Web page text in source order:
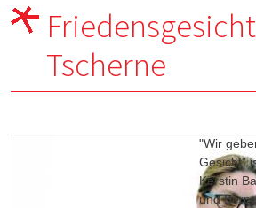
Tscherne
"Wir
Gesicht"
Kerstin
und